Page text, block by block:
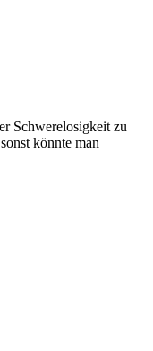
Schwerelosigkeit zu
könnte man